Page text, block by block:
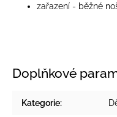
zařazení - běžné
Doplňkové
Kategorie: